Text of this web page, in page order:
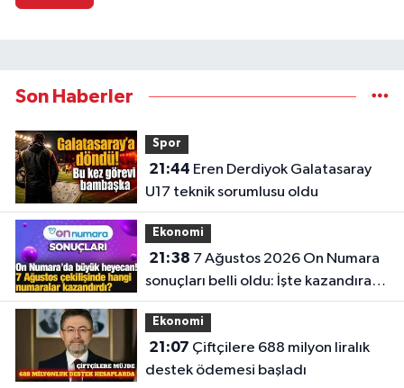
Son Haberler
Spor
21:44
U17 teknik sorumlusu oldu
Ekonomi
21:38
sonuçları belli oldu: İşte kazandıran
numaralar
Ekonomi
21:07
destek ödemesi başladı